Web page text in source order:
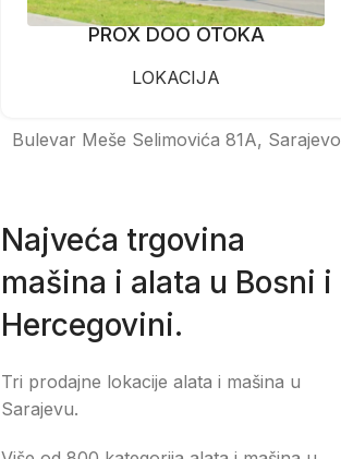
PROX DOO OTOKA
LOKACIJA
Bulevar Meše Selimovića 81A, Sarajevo
Najveća trgovina
mašina i alata u Bosni i
Hercegovini.
Tri prodajne lokacije alata i mašina u
Sarajevu.